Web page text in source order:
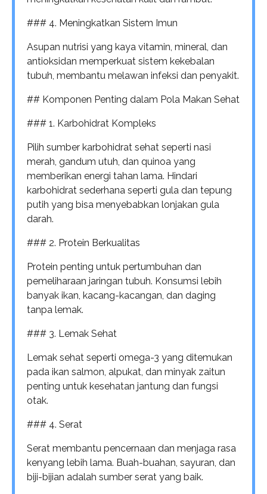
### 4. Meningkatkan Sistem Imun
Asupan nutrisi yang kaya vitamin, mineral, dan
antioksidan memperkuat sistem kekebalan
tubuh, membantu melawan infeksi dan penyakit.
## Komponen Penting dalam Pola Makan Sehat
### 1. Karbohidrat Kompleks
Pilih sumber karbohidrat sehat seperti nasi
merah, gandum utuh, dan quinoa yang
memberikan energi tahan lama. Hindari
karbohidrat sederhana seperti gula dan tepung
putih yang bisa menyebabkan lonjakan gula
darah.
### 2. Protein Berkualitas
Protein penting untuk pertumbuhan dan
pemeliharaan jaringan tubuh. Konsumsi lebih
banyak ikan, kacang-kacangan, dan daging
tanpa lemak.
### 3. Lemak Sehat
Lemak sehat seperti omega-3 yang ditemukan
pada ikan salmon, alpukat, dan minyak zaitun
penting untuk kesehatan jantung dan fungsi
otak.
### 4. Serat
Serat membantu pencernaan dan menjaga rasa
kenyang lebih lama. Buah-buahan, sayuran, dan
biji-bijian adalah sumber serat yang baik.